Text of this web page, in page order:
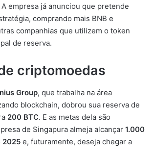
A empresa já anunciou que pretende
comprando mais BNB e
companhias que utilizem o token
de reserva.
criptomoedas
Group, que trabalha na área
blockchain, dobrou sua reserva de
200 BTC. E as metas dela são
de Singapura almeja alcançar 1.000
2025 e, futuramente, deseja chegar a